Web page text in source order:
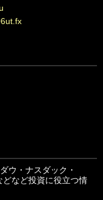
ウ・ナスダック・
など投資に役立つ情